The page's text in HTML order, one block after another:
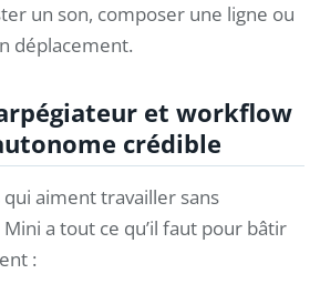
un son, composer une ligne ou
déplacement.
et workflow
crédible
aiment travailler sans
a tout ce qu’il faut pour bâtir
: